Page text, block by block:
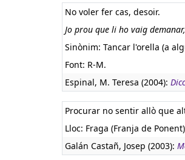
No voler fer cas, desoir.
Jo prou que li ho vaig
Sinònim: Tancar l'orella (a
Font: R-M.
Espinal, M. Teresa (2004):
Procurar no sentir allò que
Lloc: Fraga (Franja de
Galán Castañ, Josep (2003):